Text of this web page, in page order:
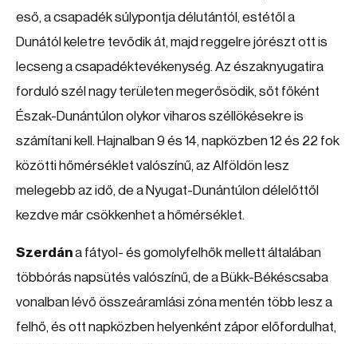
eső, a csapadék súlypontja délutántól, estétől a
Dunától keletre tevődik át, majd reggelre jórészt ott is
lecseng a csapadéktevékenység. Az északnyugatira
forduló szél nagy területen megerősödik, sőt főként
Észak-Dunántúlon olykor viharos széllökésekre is
számítani kell. Hajnalban 9 és 14, napközben 12 és 22 fok
közötti hőmérséklet valószínű, az Alföldön lesz
melegebb az idő, de a Nyugat-Dunántúlon délelőttől
kezdve már csökkenhet a hőmérséklet.
Szerdána fátyol- és gomolyfelhők mellett általában
többórás napsütés valószínű, de a Bükk-Békéscsaba
vonalban lévő összeáramlási zóna mentén több lesz a
felhő, és ott napközben helyenként zápor előfordulhat,